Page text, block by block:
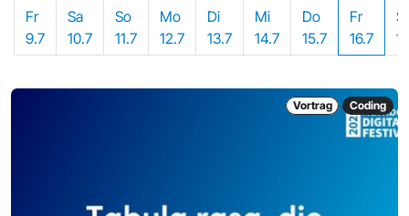
Fr
9.7
Sa
10.7
So
11.7
Mo
12.7
Di
13.7
Mi
14.7
Do
15.7
Fr
16.7
Vortrag Coding